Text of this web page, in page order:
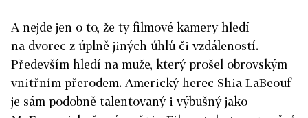
A nejde jen o to, že ty filmové kamery hledí
na dvorec z úplně jiných úhlů či vzdáleností.
Především hledí na muže, který prošel obrovským
vnitřním přerodem. Americký herec Shia LaBeouf
je sám podobně talentovaný i výbušný jako